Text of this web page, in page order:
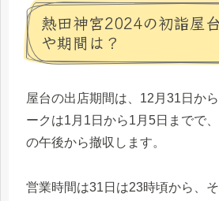
熱田神宮2024の初詣屋
や期間は？
屋台の出店期間は、12月31日か
ークは1月1日から1月5日までで
の午後から撤収します。
営業時間は31日は23時頃から、